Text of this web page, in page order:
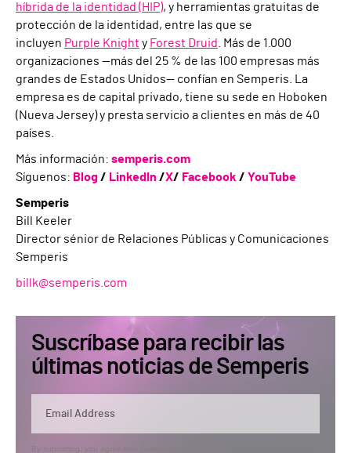
híbrida de la identidad (HIP), y herramientas gratuitas de
protección de la identidad, entre las que se
incluyen Purple Knight y Forest Druid
. Más de 1.000
organizaciones —más del 25 % de las 100 empresas más
grandes de Estados Unidos— confían en Semperis. La
empresa es de capital privado, tiene su sede en Hoboken
(Nueva Jersey) y presta servicio a clientes en más de 40
países.
Más información: semperis.com
Síguenos: Blog/ LinkedIn /X/ Facebook / YouTube
Semperis
Bill Keeler
Director sénior de Relaciones Públicas y Comunicaciones
Semperis
billk@semperis.com
Suscríbase para recibir las
últimas noticias de Semperis
By submitting, you agree that Semperis may send you information regarding its